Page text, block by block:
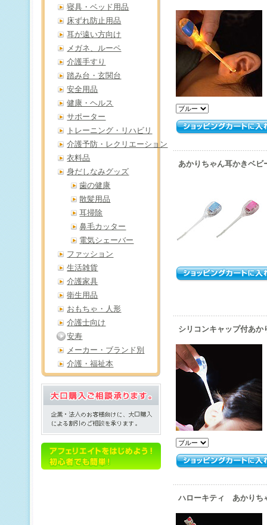
あかりちゃん耳かきベ
シリコンキャップ付あ
ハローキティ あかり
寝具・ベッド用品
床ずれ防止用品
耳が遠い方向け
メガネ、ルーペ
介護手すり
踏み台・玄関台
安全用品
健康・ヘルス
サポーター
トレーニング・リハビリ
介護予防・レクリエーション
衣料品
身だしなみグッズ
歯の健康
散髪用品
耳掃除
鼻毛カッター
電気シェーバー
ファッション
生活雑貨
介護家具
衛生用品
おもちゃ・人形
介護士向け
安寿
メーカー・ブランド別
介護・福祉本